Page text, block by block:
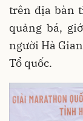
trên địa bàn
quảng bá,
người Hà
Tổ quốc.